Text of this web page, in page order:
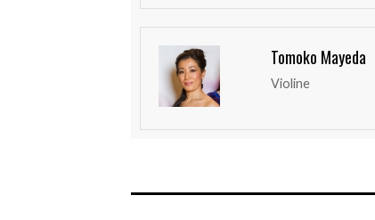
Tomoko Mayeda
Violine